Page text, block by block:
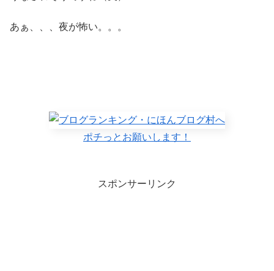
あぁ、、、夜が怖い。。。
ポチっとお願いします！
スポンサーリンク